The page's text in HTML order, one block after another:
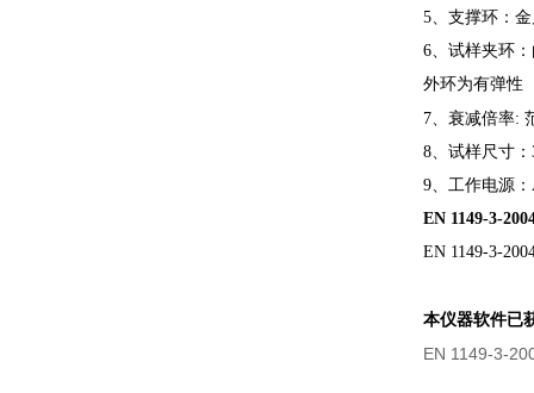
5、支撑环：
6、试样夹环
外环为有弹性
7、衰减倍率:
8、试样尺寸：
9、工作电源
EN 1149-3-
EN 1149-3-
本仪器软件已
EN 1149-3-